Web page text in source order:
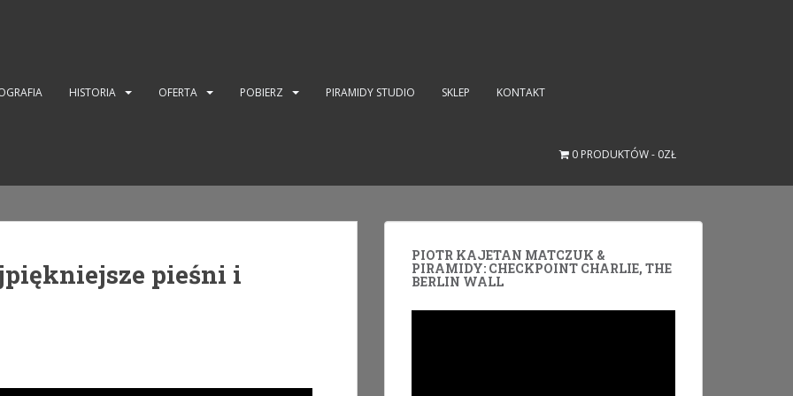
HISTORIA OFERTA POBIERZ PIRAMIDY STUDIO SKLEP KONTAKT
0 PRODUKTÓW 0ZŁ
pieśni i
PIOTR KAJETAN MATCZUK &
PIRAMIDY: CHECKPOINT CHARLIE, THE
BERLIN WALL